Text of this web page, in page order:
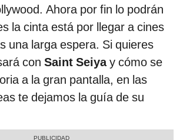
Ahora por fin lo podrán
la cinta está por llegar a cines
una larga espera. Si quieres
con Saint Seiyay cómo se
a la gran pantalla, en las
te dejamos la guía de su